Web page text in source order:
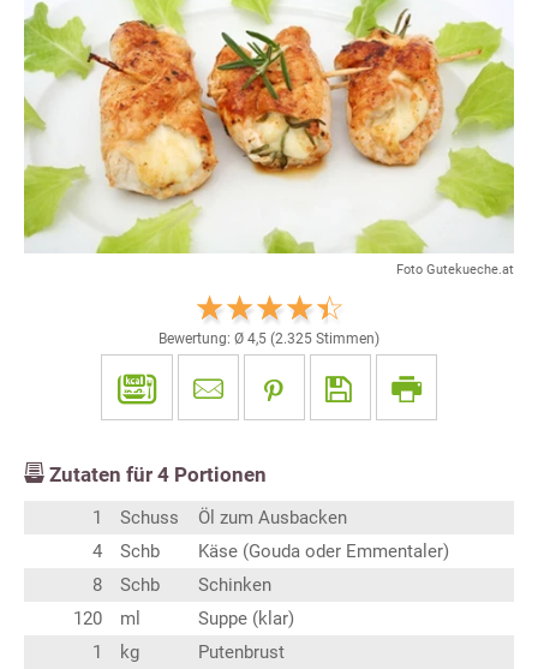
Foto Gutekueche.at
Bewertung: Ø 4,5 (2.325 Stimmen)
Zutaten für 4 Portionen
1 Schuss
Öl zum Ausbacken
4
Schb
Käse (Gouda oder Emmentaler)
8
Schb
Schinken
120
ml
Suppe (klar)
1
kg
Putenbrust